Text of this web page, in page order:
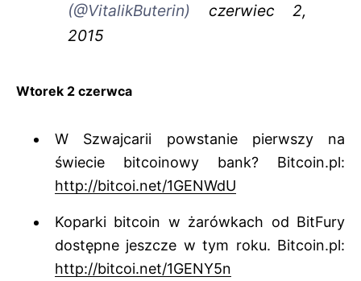
(@VitalikButerin) czerwiec 2,
2015
Wtorek 2 czerwca
W Szwajcarii powstanie pierwszy na
świecie bitcoinowy bank? Bitcoin.pl:
http://bitcoi.net/1GENWdU
Koparki bitcoin w żarówkach od BitFury
dostępne jeszcze w tym roku. Bitcoin.pl:
http://bitcoi.net/1GENY5n